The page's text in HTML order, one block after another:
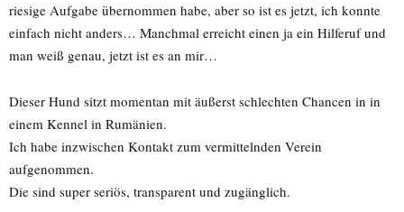
riesige Aufgabe übernommen habe, aber so ist es jetzt, ich konnte
einfach nicht anders… Manchmal erreicht einen ja ein Hilferuf und
man weiß genau, jetzt ist es an mir…
Dieser Hund sitzt momentan mit äußerst schlechten Chancen in in
einem Kennel in Rumänien.
Ich habe inzwischen Kontakt zum vermittelnden Verein
aufgenommen.
Die sind super seriös, transparent und zugänglich.